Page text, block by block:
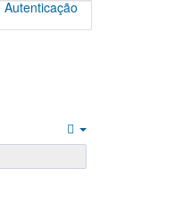
Autenticação
Empty